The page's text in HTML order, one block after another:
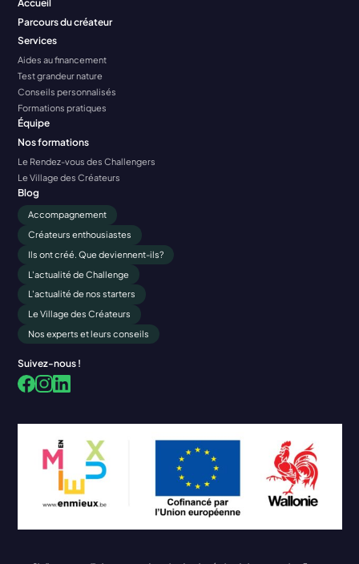
Parcours du créateur
Services
Aides au financement
Test grandeur nature
Conseils personnalisés
Formations pratiques
Équipe
Nos formations
Le Rendez-vous des Challengers
Le Village des Créateurs
Blog
Accompagnement
Créateurs enthousiastes
Ils ont créé. Que deviennent-ils?
L'actualité de Challenge
L'actualité de nos starters
Le Village des Créateurs
Nos experts et leurs conseils
Suivez-nous !